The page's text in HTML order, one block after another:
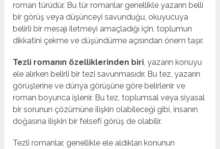
roman türüdür. Bu tür romanlar genellikle yazarın belli
bir görüş veya düşünceyi savunduğu, okuyucuya
belirli bir mesajı iletmeyi amaçladığı için, toplumun
dikkatini çekme ve düşündürme açısından önem taşır.
Tezli romanın özelliklerinden biri, yazarın konuyu
ele alırken belirli bir tezi savunmasıdır. Bu tez, yazarın
görüşlerine ve dünya görüşüne göre belirlenir ve
roman boyunca işlenir. Bu tez, toplumsal veya siyasal
bir sorunun çözümüne ilişkin olabileceği gibi, insanın
doğasına ilişkin bir felsefi görüş de olabilir.
Tezli romanlar, genellikle ele aldıkları konunun